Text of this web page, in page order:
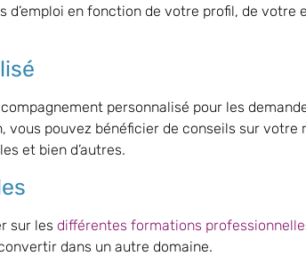
en fonction de votre profil, de votre
personnalisé pour les
pouvez bénéficier de conseils sur votre
et bien d’autres.
sur les différentes formations
dans un autre domaine.